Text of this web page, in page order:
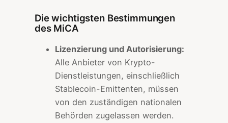
Die wichtigsten Bestimmungen
des MiCA
Lizenzierung und Autorisierung:
Alle Anbieter von Krypto-
Dienstleistungen, einschließlich
Stablecoin-Emittenten, müssen
von den zuständigen nationalen
Behörden zugelassen werden.